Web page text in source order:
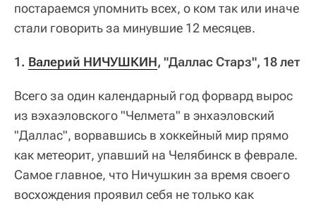
постараемся упомнить всех, о ком так или иначе
стали говорить за минувшие 12 месяцев.
1. Валерий НИЧУШКИН, "Даллас Старз", 18 лет
Всего за один календарный год форвард вырос
из вэхаэловского "Челмета" в энхаэловский
"Даллас", ворвавшись в хоккейный мир прямо
как метеорит, упавший на Челябинск в феврале.
Самое главное, что Ничушкин за время своего
восхождения проявил себя не только как